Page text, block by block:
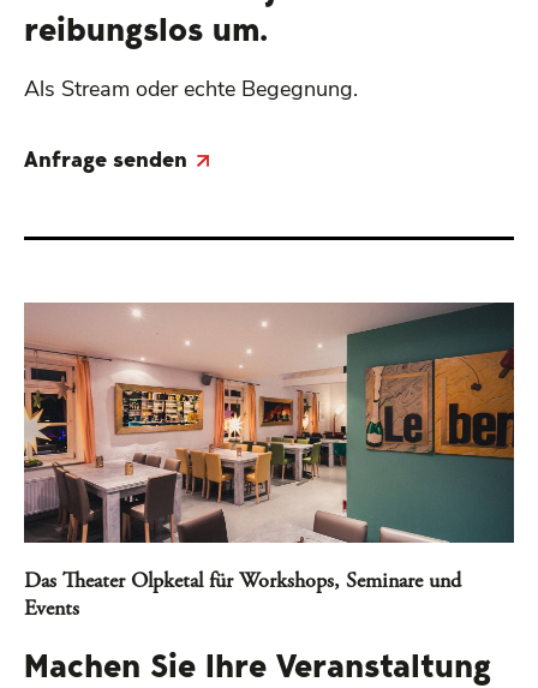
reibungslos um.
Als Stream oder echte Begegnung.
Anfrage senden
Das Theater Olpketal für Workshops, Seminare und
Events
Machen Sie Ihre Veranstaltung